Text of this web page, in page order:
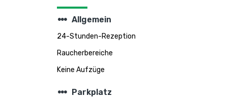
steppers Allgemein
24-Stunden-Rezeption
Raucherbereiche
Keine Aufzüge
steppers Parkplatz